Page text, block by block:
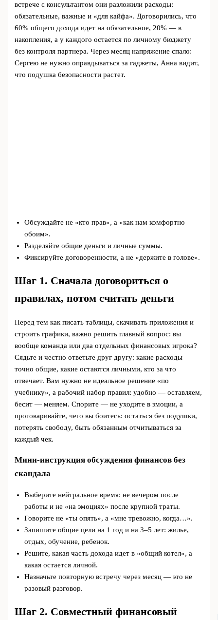
встрече с консультантом они разложили расходы:
обязательные, важные и «для кайфа». Договорились, что
60% общего дохода идет на обязательное, 20% — в
накопления, а у каждого остается по личному бюджету
без контроля партнера. Через месяц напряжение спало:
Сергею не нужно оправдываться за гаджеты, Анна видит,
что подушка безопасности растет.
Обсуждайте не «кто прав», а «как нам комфортно
обоим».
Разделяйте общие деньги и личные суммы.
Фиксируйте договоренности, а не «держите в голове».
Шаг 1. Сначала договориться о
правилах, потом считать деньги
Перед тем как писать таблицы, скачивать приложения и
строить графики, важно решить главный вопрос: вы
вообще команда или два отдельных финансовых игрока?
Сядьте и честно ответьте друг другу: какие расходы
точно общие, какие остаются личными, кто за что
отвечает. Вам нужно не идеальное решение «по
учебнику», а рабочий набор правил: удобно — оставляем,
бесит — меняем. Спорите — не уходите в эмоции, а
проговаривайте, чего вы боитесь: остаться без подушки,
потерять свободу, быть обязанным отчитываться за
каждый чек.
Мини-инструкция обсуждения финансов без
скандала
Выберите нейтральное время: не вечером после
работы и не «на эмоциях» после крупной траты.
Говорите не «ты опять», а «мне тревожно, когда…».
Запишите общие цели на 1 год и на 3–5 лет: жилье,
отдых, обучение, ребенок.
Решите, какая часть дохода идет в «общий котел», а
какая остается личной.
Назначьте повторную встречу через месяц — это не
разовый разговор.
Шаг 2. Совместный финансовый